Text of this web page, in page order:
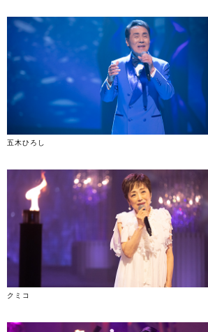
五木ひろし
クミコ